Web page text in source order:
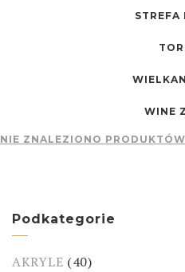
STREFA
WINE
NIE ZNALEZIONO
Podkategorie
AKRYLE (40)